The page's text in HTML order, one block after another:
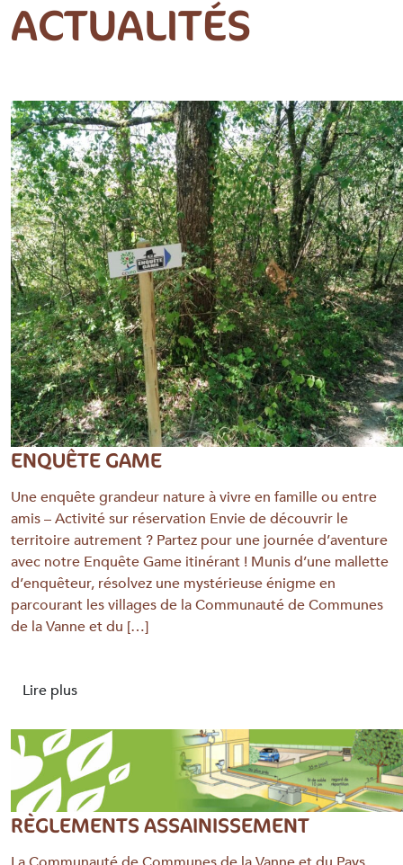
ACTUALITÉS
ENQUÊTE GAME
Une enquête grandeur nature à vivre en famille ou entre
amis – Activité sur réservation Envie de découvrir le
territoire autrement ? Partez pour une journée d’aventure
avec notre Enquête Game itinérant ! Munis d’une mallette
d’enquêteur, résolvez une mystérieuse énigme en
parcourant les villages de la Communauté de Communes
de la Vanne et du […]
Lire plus
RÈGLEMENTS ASSAINISSEMENT